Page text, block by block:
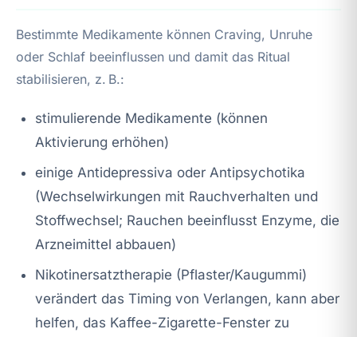
Bestimmte Medikamente können Craving, Unruhe
oder Schlaf beeinflussen und damit das Ritual
stabilisieren, z. B.:
stimulierende Medikamente (können
Aktivierung erhöhen)
einige Antidepressiva oder Antipsychotika
(Wechselwirkungen mit Rauchverhalten und
Stoffwechsel; Rauchen beeinflusst Enzyme, die
Arzneimittel abbauen)
Nikotinersatztherapie (Pflaster/Kaugummi)
verändert das Timing von Verlangen, kann aber
helfen, das Kaffee-Zigarette-Fenster zu